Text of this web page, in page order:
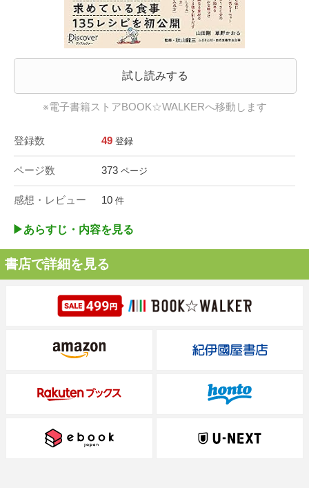
試し読みする
※電子書籍ストアBOOK☆WALKERへ移動します
登録数 49 登録
ページ数 373 ページ
感想・レビュー 10 件
▶︎あらすじ・内容を見る
書店で詳細を見る